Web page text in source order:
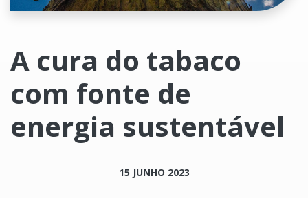
A cura do tabaco
com fonte de
energia sustentável
15 JUNHO 2023